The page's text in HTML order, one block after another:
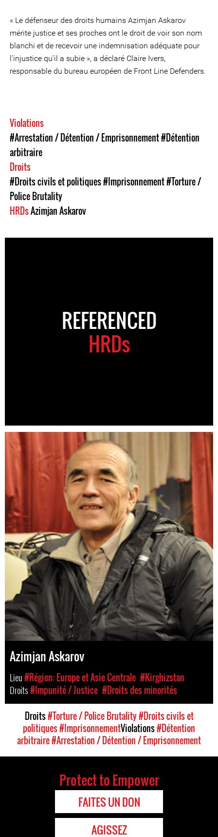
« Le défenseur des droits humains Azimjan Askarov
mérite justice et ses proches ont le droit de voir son nom
blanchi et de recevoir une indemnisation adéquate pour
l’injustice qu’il a subie », a déclaré Claire Ivers,
responsable du bureau européen de Front Line Defenders.
Violations
#Arrestation / Détention / Emprisonnement#Détention
arbitraire
Droits
#Droits civils et politiques#Imprisonnement#Torture /
Police Brutality
HRDsAzimjan Askarov
REFERENCED
HRDs
Azimjan Askarov
Lieu#Région: Europe et Asie Centrale #Kirghizstan
Droits#Impunité / Justice #Droits des minorités
Droits#Torture / Police Brutality#Droits civils et
politiques#ImprisonnementViolations#Détention
arbitraire#Arrestation / Détention / Emprisonnement
Protect to Empower
FAITES UN DON
AGISSEZ